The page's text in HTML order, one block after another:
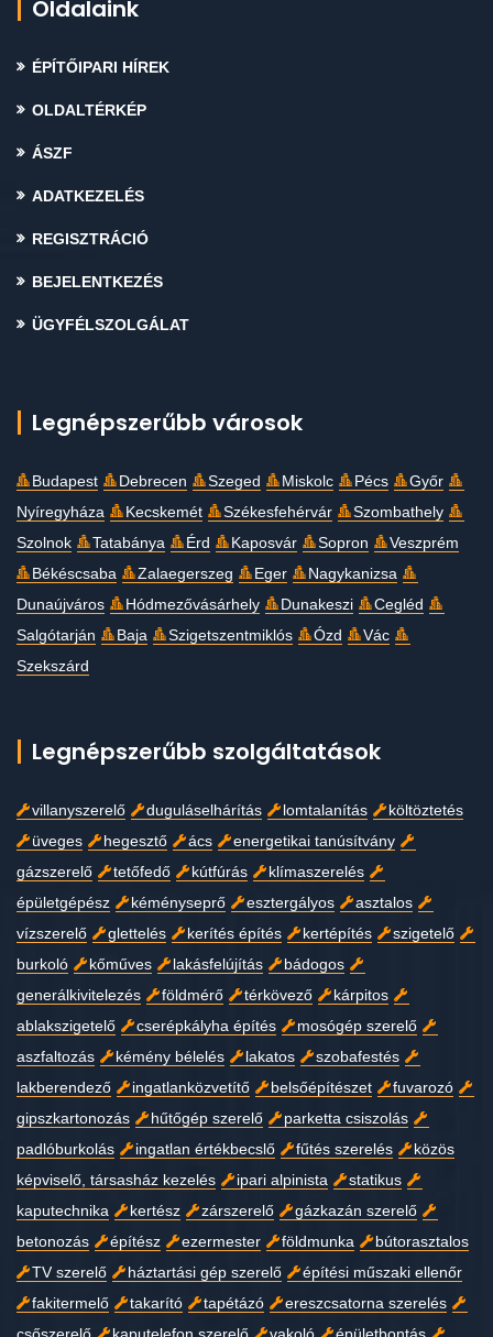
Oldalaink
ÉPÍTŐIPARI HÍREK
OLDALTÉRKÉP
ÁSZF
ADATKEZELÉS
REGISZTRÁCIÓ
BEJELENTKEZÉS
ÜGYFÉLSZOLGÁLAT
Legnépszerűbb városok
Budapest Debrecen Szeged Miskolc Pécs
Győr
Nyíregyháza
Kecskemét Székesfehérvár
Szombathely
Szolnok
Tatabánya Érd Kaposvár Sopron
Veszprém
Békéscsaba
Zalaegerszeg Eger
Nagykanizsa
Dunaújváros
Hódmezővásárhely Dunakeszi
Cegléd
Salgótarján
Baja Szigetszentmiklós Ózd
Vác
Szekszárd
Legnépszerűbb szolgáltatások
villanyszerelő duguláselhárítás lomtalanítás
költöztetés
üveges
hegesztő ács
energetikai tanúsítvány
gázszerelő
tetőfedő kútfúrás
klímaszerelés
épületgépész
kéményseprő esztergályos
asztalos
vízszerelő
glettelés kerítés építés kertépítés
szigetelő
burkoló
kőműves lakásfelújítás
bádogos
generálkivitelezés
földmérő térkövező
kárpitos
ablakszigetelő
cserépkályha építés
mosógép szerelő
aszfaltozás
kémény bélelés lakatos
szobafestés
lakberendező
ingatlanközvetítő belsőépítészet
fuvarozó
gipszkartonozás
hűtőgép szerelő
parketta csiszolás
padlóburkolás
ingatlan értékbecslő fűtés szerelés
közös
képviselő, társasház kezelés
ipari alpinista
statikus
kaputechnika
kertész zárszerelő
gázkazán szerelő
betonozás
építész ezermester földmunka
bútorasztalos
TV szerelő
háztartási gép szerelő
építési műszaki ellenőr
fakitermelő
takarító tapétázó
ereszcsatorna szerelés